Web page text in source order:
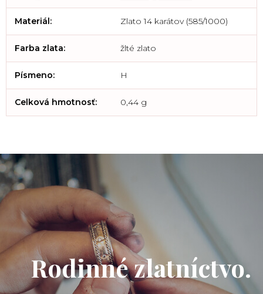
Materiál: Zlato 14 karátov (585/1000)
Farba zlata: žlté zlato
Písmeno: H
Celková hmotnosť: 0,44 g
Rodinné zlatníctvo.